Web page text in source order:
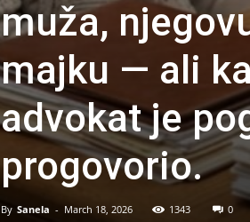
muža,
majku — ali
advokat je
progovorio.
By Sanela - March 18, 2026 1343 0